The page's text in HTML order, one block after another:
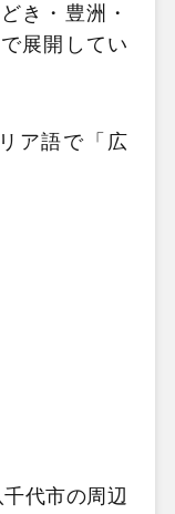
き・豊洲・
展開してい
ア語で「広
代市の周辺